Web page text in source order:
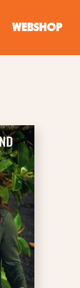
WEBSHOP